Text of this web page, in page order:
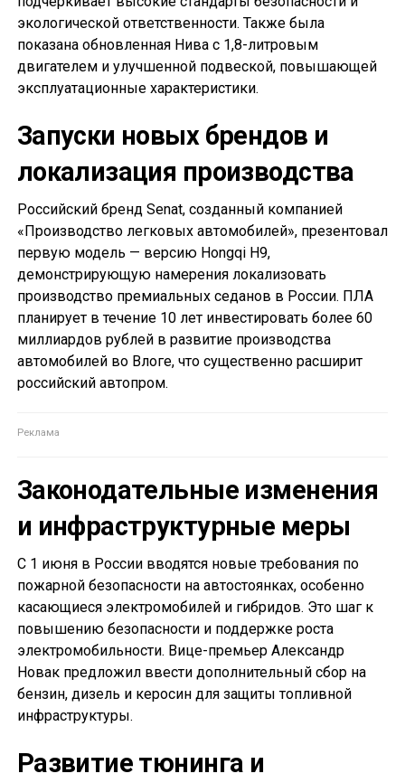
экологической ответственности. Также была
показана обновленная Нива с 1,8-литровым
двигателем и улучшенной подвеской, повышающей
эксплуатационные характеристики.
Запуски новых брендов и
локализация производства
Российский бренд Senat, созданный компанией
«Производство легковых автомобилей», презентовал
первую модель — версию Hongqi H9,
демонстрирующую намерения локализовать
производство премиальных седанов в России. ПЛА
планирует в течение 10 лет инвестировать более 60
миллиардов рублей в развитие производства
автомобилей во Влоге, что существенно расширит
российский автопром.
Законодательные изменения
и инфраструктурные меры
С 1 июня в России вводятся новые требования по
пожарной безопасности на автостоянках, особенно
касающиеся электромобилей и гибридов. Это шаг к
повышению безопасности и поддержке роста
электромобильности. Вице-премьер Александр
Новак предложил ввести дополнительный сбор на
бензин, дизель и керосин для защиты топливной
инфраструктуры.
Развитие тюнинга и